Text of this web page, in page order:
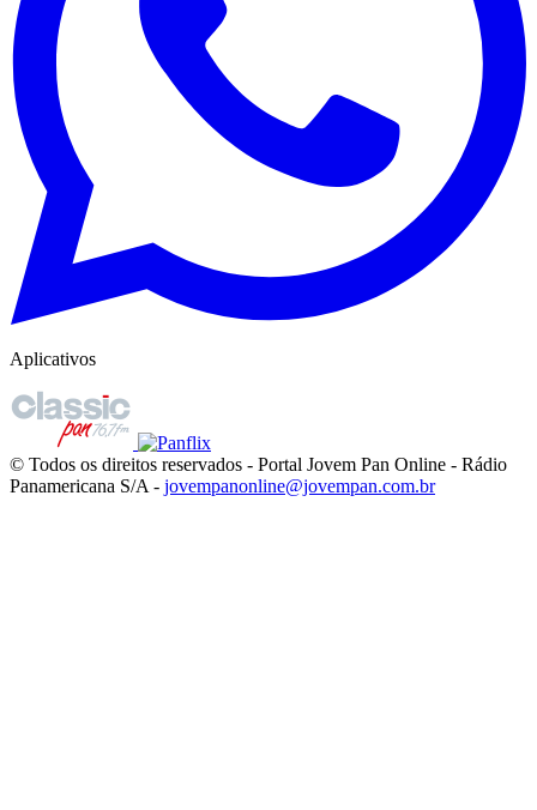
Aplicativos
© Todos os direitos reservados - Portal Jovem Pan Online - Rádio
Panamericana S/A - jovempanonline@jovempan.com.br